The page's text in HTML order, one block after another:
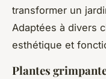
transformer un
Adaptées à divers
esthétique et
Plantes